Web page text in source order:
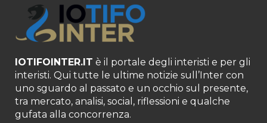
IOTIFOINTER.IT è il portale degli interisti e per gli
interisti. Qui tutte le ultime notizie sull’Inter con
uno sguardo al passato e un occhio sul presente,
tra mercato, analisi, social, riflessioni e qualche
gufata alla concorrenza.